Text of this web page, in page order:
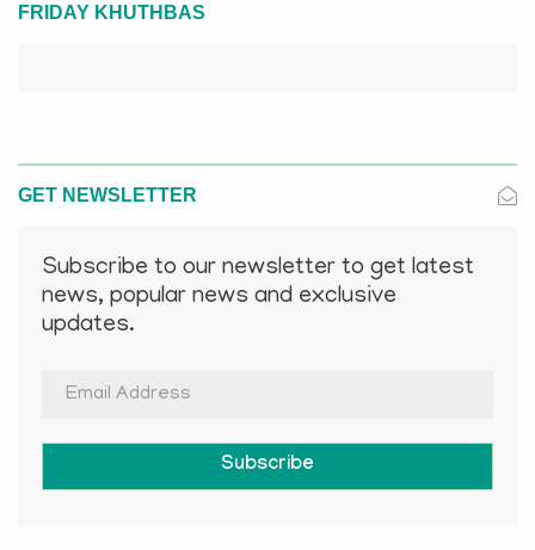
FRIDAY KHUTHBAS
GET NEWSLETTER
Subscribe to our newsletter to get latest
news, popular news and exclusive
updates.
Subscribe